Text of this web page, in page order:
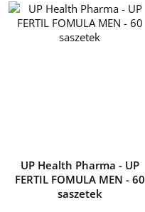
UP Health Pharma - UP
FERTIL FOMULA MEN - 60
saszetek